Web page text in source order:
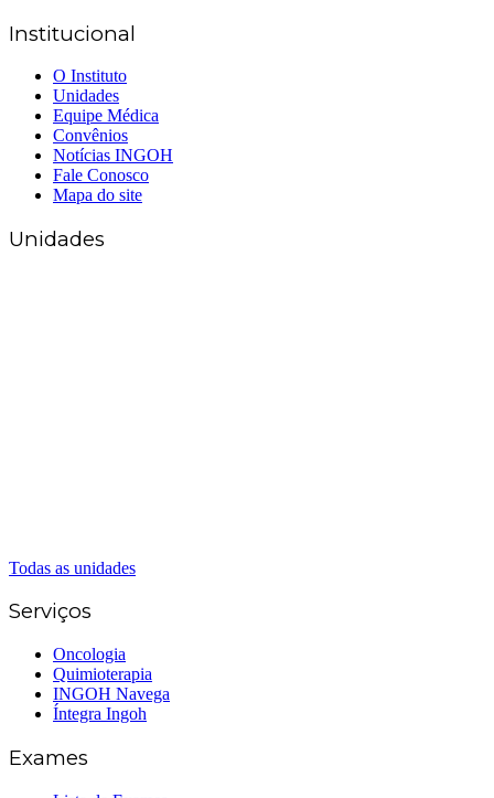
Institucional
O Instituto
Unidades
Equipe Médica
Convênios
Notícias INGOH
Fale Conosco
Mapa do site
Unidades
Todas as unidades
Serviços
Oncologia
Quimioterapia
INGOH Navega
Íntegra Ingoh
Exames